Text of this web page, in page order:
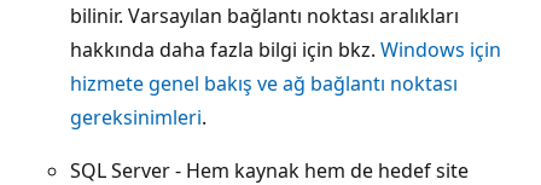
bilinir. Varsayılan bağlantı noktası aralıkları
hakkında daha fazla bilgi için bkz. Windows için
hizmete genel bakış ve ağ bağlantı noktası
gereksinimleri.
SQL Server - Hem kaynak hem de hedef site